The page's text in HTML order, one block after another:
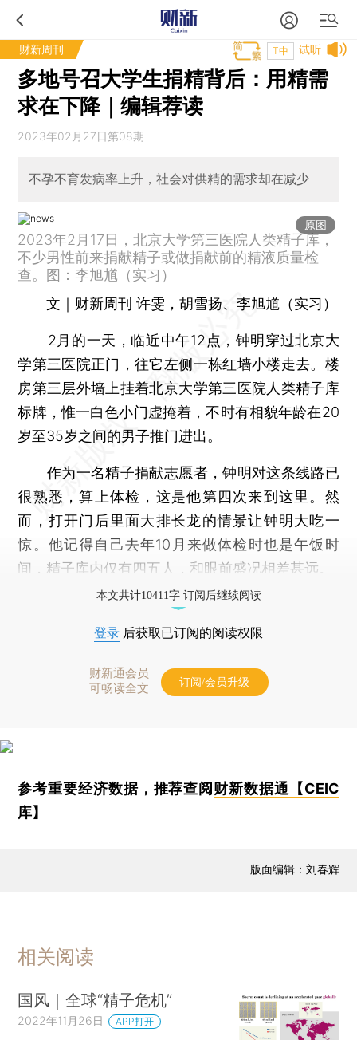
财新周刊 试听
T中
多地号召大学生捐精背后：用精需
求在下降｜编辑荐读
2023年02月27日第08期
不孕不育发病率上升，社会对供精的需求却在减少
原图
2023年2月17日，北京大学第三医院人类精子库，
不少男性前来捐献精子或做捐献前的精液质量检
查。图：李旭馗（实习）
文｜财新周刊 许雯，胡雪扬、李旭馗（实习）
2月的一天，临近中午12点，钟明穿过北京大
学第三医院正门，往它左侧一栋红墙小楼走去。楼
房第三层外墙上挂着北京大学第三医院人类精子库
标牌，惟一白色小门虚掩着，不时有相貌年龄在20
岁至35岁之间的男子推门进出。
作为一名精子捐献志愿者，钟明对这条线路已
很熟悉，算上体检，这是他第四次来到这里。然
而，打开门后里面大排长龙的情景让钟明大吃一
惊。他记得自己去年10月来做体检时也是午饭时
间，精子库内仅有四五人，和眼前盛况相差甚远。
本文共计10411字 订阅后继续阅读
登录 后获取已订阅的阅读权限
财新通会员
可畅读全文
订阅/会员升级
参考重要经济数据，推荐查阅 财新数据通【CEIC
库】
版面编辑：刘春辉
相关阅读
国风｜全球“精子危机”
2022年11月26日 APP打开